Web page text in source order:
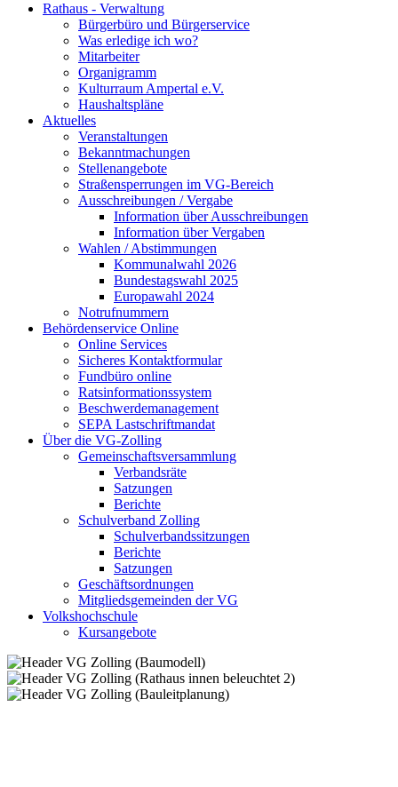
Rathaus - Verwaltung
Bürgerbüro und Bürgerservice
Was erledige ich wo?
Mitarbeiter
Organigramm
Kulturraum Ampertal e.V.
Haushaltspläne
Aktuelles
Veranstaltungen
Bekanntmachungen
Stellenangebote
Straßensperrungen im VG-Bereich
Ausschreibungen / Vergabe
Information über Ausschreibungen
Information über Vergaben
Wahlen / Abstimmungen
Kommunalwahl 2026
Bundestagswahl 2025
Europawahl 2024
Notrufnummern
Behördenservice Online
Online Services
Sicheres Kontaktformular
Fundbüro online
Ratsinformationssystem
Beschwerdemanagement
SEPA Lastschriftmandat
Über die VG-Zolling
Gemeinschaftsversammlung
Verbandsräte
Satzungen
Berichte
Schulverband Zolling
Schulverbandssitzungen
Berichte
Satzungen
Geschäftsordnungen
Mitgliedsgemeinden der VG
Volkshochschule
Kursangebote